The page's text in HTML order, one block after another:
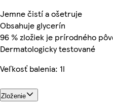
Jemne čistí a ošetruje
Obsahuje glycerín
96 % zložiek je prírodného
Dermatologicky testované
Veľkosť balenia: 1l
Zloženie